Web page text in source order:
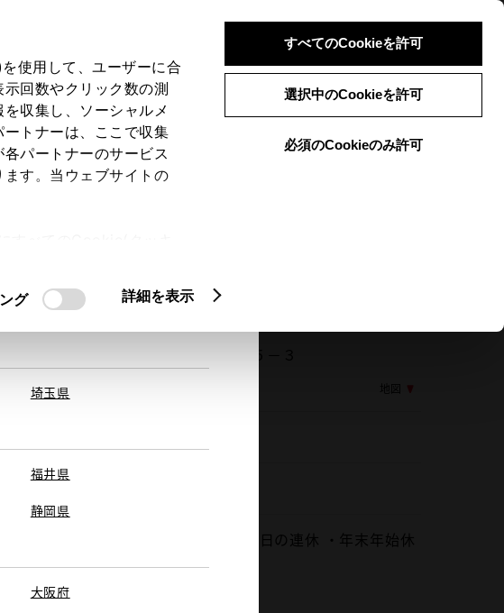
使用して、ユーザーに合
回数やクリック数の測
収集し、ソーシャルメ
トナーは、ここで収集
パートナーのサービス
す。当ウェブサイトの
グ 詳細を表示
すべてのCookieを許可
選択中のCookieを許可
必須のCookieのみ許可
ログイン 検索 メニュー
秋田県
埼玉県
福井県
静岡県
大阪府
メニュー
09:45～19:00
・毎週火曜日 ・不定期な火曜日水曜日の連休 ・年末年始休
業、ＧＷ休業、夏季休業
※営業時間は状況に応じ変更する場合がございます